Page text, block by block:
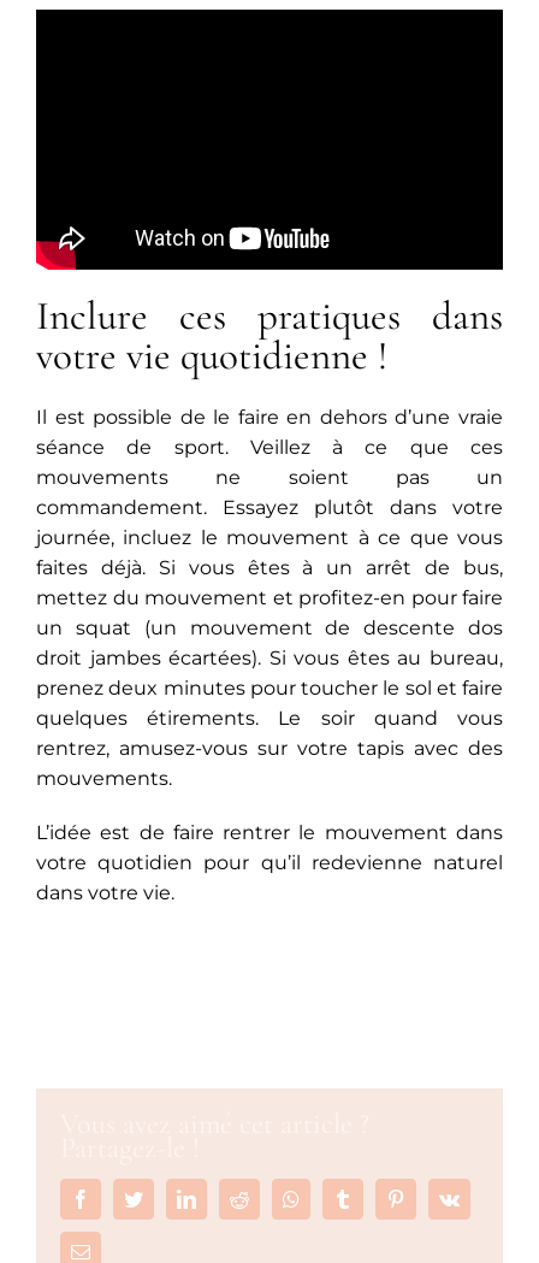
Inclure ces pratiques dans
votre vie quotidienne !
Il est possible de le faire en dehors d’une vraie
séance de sport. Veillez à ce que ces
mouvements ne soient pas un
commandement. Essayez plutôt dans votre
journée, incluez le mouvement à ce que vous
faites déjà. Si vous êtes à un arrêt de bus,
mettez du mouvement et profitez-en pour faire
un squat (un mouvement de descente dos
droit jambes écartées). Si vous êtes au bureau,
prenez deux minutes pour toucher le sol et faire
quelques étirements. Le soir quand vous
rentrez, amusez-vous sur votre tapis avec des
mouvements.
L’idée est de faire rentrer le mouvement dans
votre quotidien pour qu’il redevienne naturel
dans votre vie.
FacebookTwitterLinkedInReddit WhatsappTumblr PinterestVk
Email